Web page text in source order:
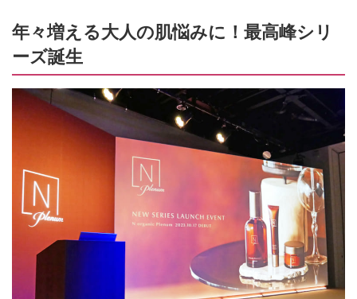
年々増える大人の肌悩みに！最高峰シリ
ーズ誕生